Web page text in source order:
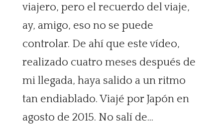
viajero, pero el recuerdo del viaje,
ay, amigo, eso no se puede
controlar. De ahí que este vídeo,
realizado cuatro meses después de
mi llegada, haya salido a un ritmo
tan endiablado. Viajé por Japón en
agosto de 2015. No salí de...